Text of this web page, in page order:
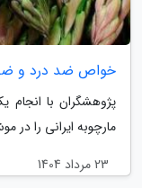
خواص ضد درد و ضد
پژوهشگران با
مارچوبه ایرانی را
23 مرداد 1404